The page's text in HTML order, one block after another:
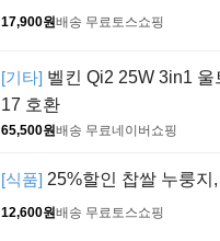
17,900원배송 무료토스쇼핑
[기타] 벨킨 Qi2 25W 3in1
17 호환
65,500원배송 무료네이버쇼핑
[식품] 25%할인 찹쌀 누룽지
12,600원배송 무료토스쇼핑